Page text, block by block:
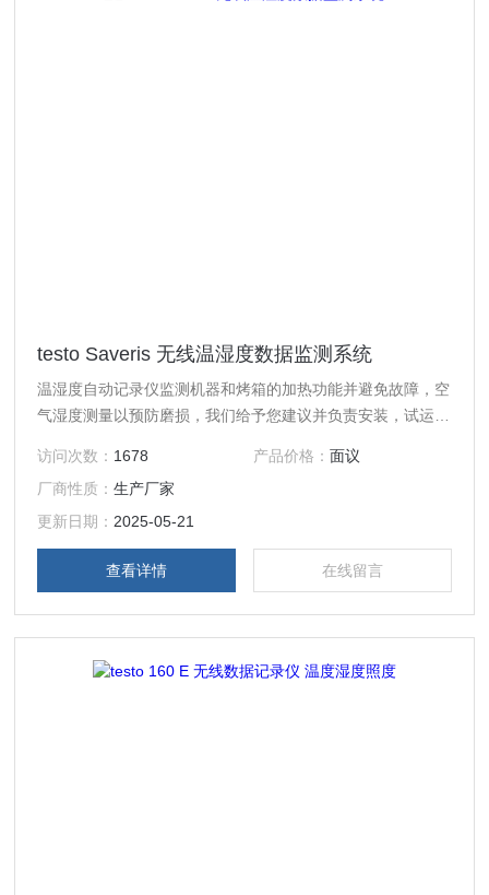
testo Saveris 无线温湿度数据监测系统
温湿度自动记录仪监测机器和烤箱的加热功能并避免故障，空
气湿度测量以预防磨损，我们给予您建议并负责安装，试运行
准。
访问次数： 1678 产品价格： 面议
厂商性质：生产厂家
更新日期： 2025-05-21
查看详情 在线留言